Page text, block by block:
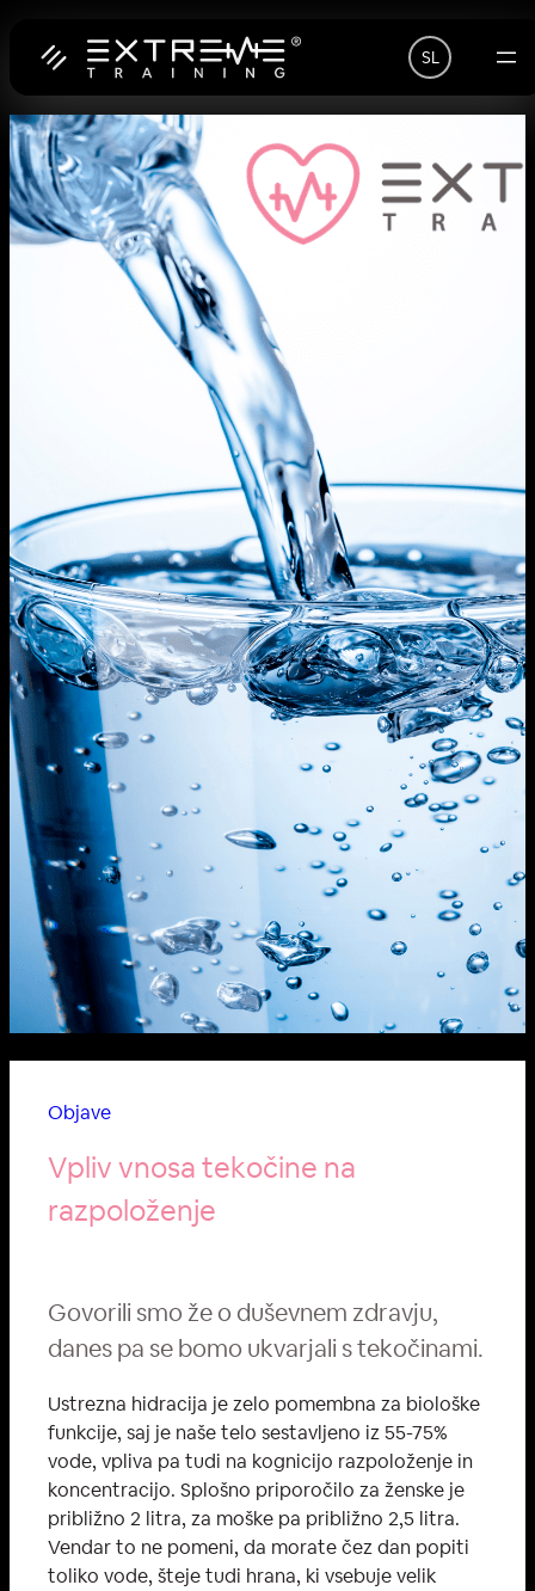
Preskoči
SL
Objave
Vpliv vnosa tekočine na
razpoloženje
Govorili smo že o duševnem zdravju,
danes pa se bomo ukvarjali s tekočinami.
Ustrezna hidracija je zelo pomembna za biološke
funkcije, saj je naše telo sestavljeno iz 55-75%
vode, vpliva pa tudi na kognicijo razpoloženje in
koncentracijo. Splošno priporočilo za ženske je
približno 2 litra, za moške pa približno 2,5 litra.
Vendar to ne pomeni, da morate čez dan popiti
toliko vode, šteje tudi hrana, ki vsebuje velik